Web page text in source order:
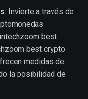
: Invierte a través de
best
best crypto
medidas de
la posibilidad de